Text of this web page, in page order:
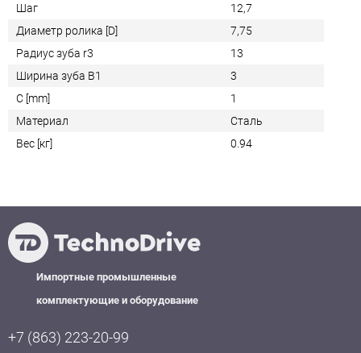
Шаг
12,7
Диаметр ролика [D]
7,75
Радиус зуба r3
13
Ширина зуба B1
3
C [mm]
1
Материал
Сталь
Вес [кг]
0.94
Импортные промышленные
комплектующие и оборудование
+7 (863) 223-20-99